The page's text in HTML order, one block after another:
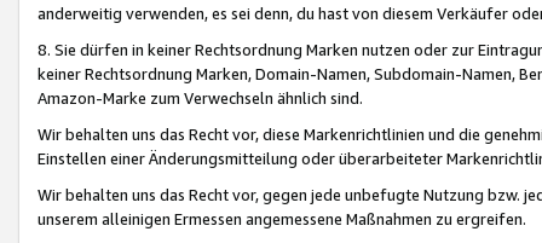
anderweitig verwenden, es sei denn, du hast von diesem Verkäufer
8. Sie dürfen in keiner Rechtsordnung Marken nutzen oder zur
keiner Rechtsordnung Marken, Domain-Namen, Subdomain-Namen,
Amazon-Marke zum Verwechseln ähnlich sind.
Wir behalten uns das Recht vor, diese Markenrichtlinien und die
Einstellen einer Änderungsmitteilung oder überarbeiteter
Wir behalten uns das Recht vor, gegen jede unbefugte Nutzung bzw.
unserem alleinigen Ermessen angemessene Maßnahmen zu ergreifen.